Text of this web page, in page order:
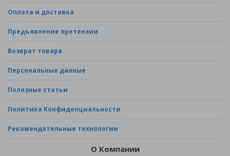
Оплата и доставка
Предъявление претензии
Возврат товара
Персональные данные
Полезные статьи
Политика Конфиденциальности
Рекомендательные технологии
О Компании